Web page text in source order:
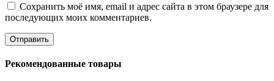
Сохранить моё имя, email и адрес сайта в этом браузере для
последующих моих комментариев.
Рекомендованные товары